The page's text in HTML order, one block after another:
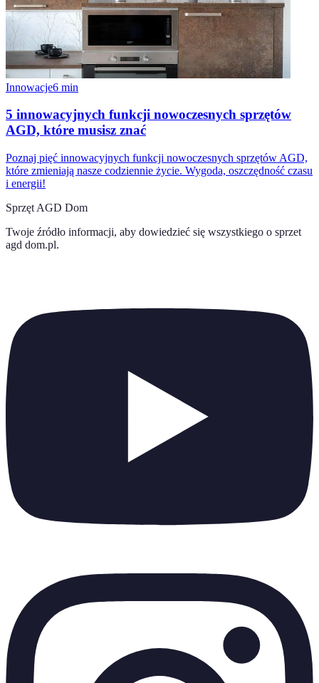
Innowacje6 min
5 innowacyjnych funkcji nowoczesnych sprzętów
AGD, które musisz znać
Poznaj pięć innowacyjnych funkcji nowoczesnych sprzętów AGD,
które zmieniają nasze codziennie życie. Wygoda, oszczędność czasu
i energii!
Sprzęt AGD Dom
Twoje źródło informacji, aby dowiedzieć się wszystkiego o sprzet
agd dom.pl.